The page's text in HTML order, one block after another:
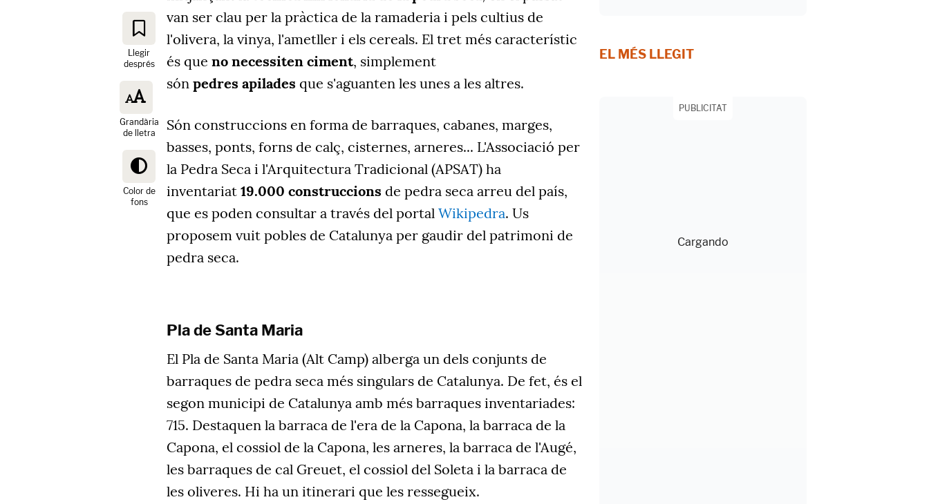
Llegir
després
Grandària
de lletra
Color de
fons
van ser clau per la pràctica de la ramaderia i pels cultius de
l'olivera, la vinya, l'ametller i els cereals. El tret més característic
és que no necessiten ciment, simplement
són pedres apilades que s'aguanten les unes a les altres.
Són construccions en forma de barraques, cabanes, marges,
basses, ponts, forns de calç, cisternes, arneres... L'Associació per
la Pedra Seca i l'Arquitectura Tradicional (APSAT) ha
inventariat 19.000 construccions de pedra seca arreu del país,
que es poden consultar a través del portal Wikipedra. Us
proposem vuit pobles de Catalunya per gaudir del patrimoni de
pedra seca.
Pla de Santa Maria
El Pla de Santa Maria (Alt Camp) alberga un dels conjunts de
barraques de pedra seca més singulars de Catalunya. De fet, és el
segon municipi de Catalunya amb més barraques inventariades:
715. Destaquen la barraca de l'era de la Capona, la barraca de la
Capona, el cossiol de la Capona, les arneres, la barraca de l'Augé,
les barraques de cal Greuet, el cossiol del Soleta i la barraca de
les oliveres. Hi ha un itinerari que les ressegueix.
EL MÉS LLEGIT
PUBLICITAT